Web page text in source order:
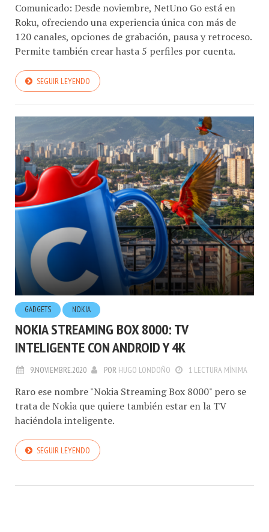
Comunicado: Desde noviembre, NetUno Go está en
Roku, ofreciendo una experiencia única con más de
120 canales, opciones de grabación, pausa y retroceso.
Permite también crear hasta 5 perfiles por cuenta.
SEGUIR LEYENDO
GADGETS NOKIA
NOKIA STREAMING BOX 8000: TV
INTELIGENTE CON ANDROID Y 4K
9.NOVIEMBRE.2020 POR HUGO LONDOÑO 1 LECTURA MÍNIMA
Raro ese nombre "Nokia Streaming Box 8000" pero se
trata de Nokia que quiere también estar en la TV
haciéndola inteligente.
SEGUIR LEYENDO